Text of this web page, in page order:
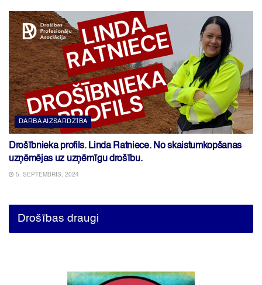
DARBA AIZSARDZĪBA
Drošībnieka profils. Linda Ratniece. No skaistumkopšanas
uzņēmējas uz uzņēmīgu drošību.
5. SEPTEMBRIS, 2024
Drošības draugi